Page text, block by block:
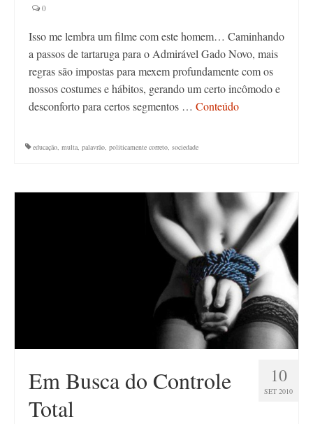
0
Isso me lembra um filme com este homem… Caminhando
a passos de tartaruga para o Admirável Gado Novo, mais
regras são impostas para mexem profundamente com os
nossos costumes e hábitos, gerando um certo incômodo e
desconforto para certos segmentos … Conteúdo
educação, multa, palavrão, politicamente correto, sociedade
10
SET 2010
Em Busca do Controle
Total